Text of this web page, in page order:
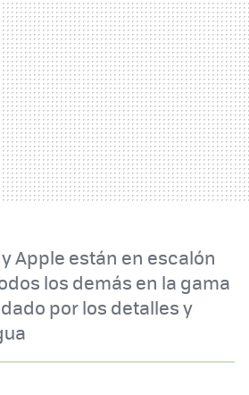
Apple están en escalón
los demás en la gama
por los detalles y